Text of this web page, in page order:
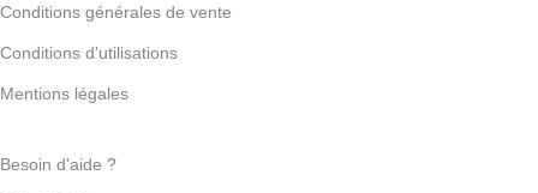
Conditions générales de vente
Conditions d'utilisations
Mentions légales
Besoin d'aide ?